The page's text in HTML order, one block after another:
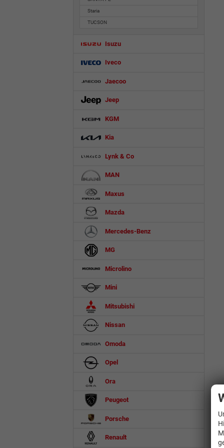
Staria
TUCSON
Isuzu
Iveco
Jaecoo
Jeep
KGM
Kia
Lynk & Co
MAN
Maxus
Mazda
Mercedes-Benz
MG
Microlino
Mini
Mitsubishi
Nissan
Omoda
Opel
Ora
Peugeot
Porsche
Renault